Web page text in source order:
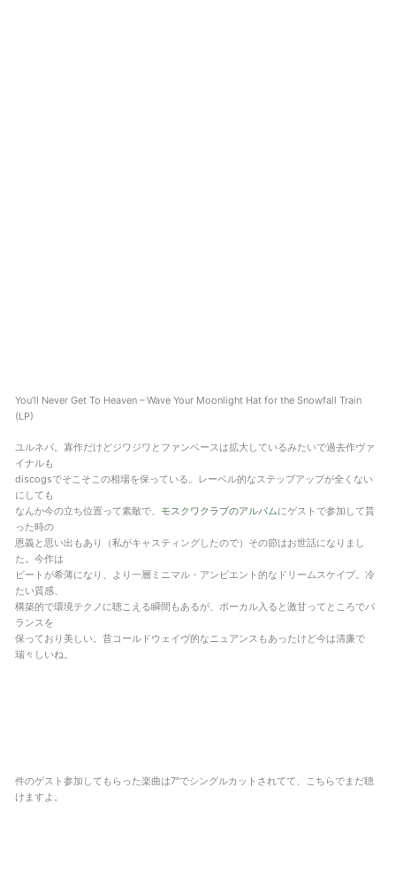
You’ll Never Get To Heaven – Wave Your Moonlight Hat for the Snowfall Train
(LP)
ユルネバ。寡作だけどジワジワとファンベースは拡大しているみたいで過去作ヴァ
イナルも
discogsでそこそこの相場を保っている。レーベル的なステップアップが全くない
にしても
なんか今の立ち位置って素敵で、 モスクワクラブのアルバムにゲストで参加して貰
った時の
恩義と思い出もあり（私がキャスティングしたので）その節はお世話になりまし
た。今作は
ビートが希薄になり、より一層ミニマル・アンビエント的なドリームスケイプ。冷
たい質感、
構築的で環境テクノに聴こえる瞬間もあるが、ボーカル入ると激甘ってところでバ
ランスを
保っており美しい。昔コールドウェイヴ的なニュアンスもあったけど今は清廉で
瑞々しいね。
件のゲスト参加してもらった楽曲は7″でシングルカットされてて、こちらでまだ聴
けますよ。